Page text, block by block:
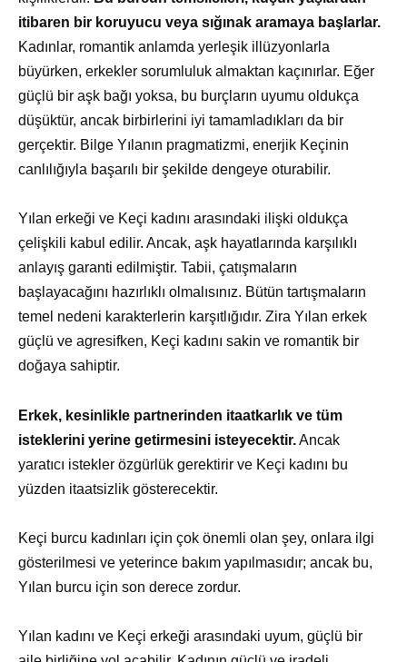
itibaren bir koruyucu veya sığınak aramaya başlarlar.
Kadınlar, romantik anlamda yerleşik illüzyonlarla
büyürken, erkekler sorumluluk almaktan kaçınırlar. Eğer
güçlü bir aşk bağı yoksa, bu burçların uyumu oldukça
düşüktür, ancak birbirlerini iyi tamamladıkları da bir
gerçektir. Bilge Yılanın pragmatizmi, enerjik Keçinin
canlılığıyla başarılı bir şekilde dengeye oturabilir.
Yılan erkeği ve Keçi kadını arasındaki ilişki oldukça
çelişkili kabul edilir. Ancak, aşk hayatlarında karşılıklı
anlayış garanti edilmiştir. Tabii, çatışmaların
başlayacağını hazırlıklı olmalısınız. Bütün tartışmaların
temel nedeni karakterlerin karşıtlığıdır. Zira Yılan erkek
güçlü ve agresifken, Keçi kadını sakin ve romantik bir
doğaya sahiptir.
Erkek, kesinlikle partnerinden itaatkarlık ve tüm
isteklerini yerine getirmesini isteyecektir.Ancak
yaratıcı istekler özgürlük gerektirir ve Keçi kadını bu
yüzden itaatsizlik gösterecektir.
Keçi burcu kadınları için çok önemli olan şey, onlara ilgi
gösterilmesi ve yeterince bakım yapılmasıdır; ancak bu,
Yılan burcu için son derece zordur.
Yılan kadını ve Keçi erkeği arasındaki uyum, güçlü bir